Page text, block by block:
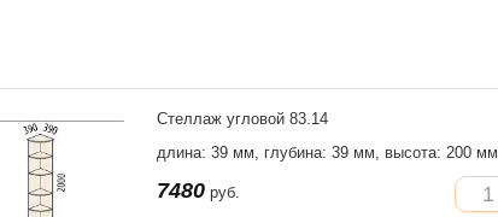
Стеллаж угловой 83.14
длина: 39 мм, глубина: 39 мм, высота: 200 мм
7480 руб.